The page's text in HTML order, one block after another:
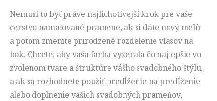
Nemusí to byť práve najlichotivejší krok pre vaše
čerstvo namaľované pramene, ak si dáte nový melír
a potom zmeníte prirodzené rozdelenie vlasov na
bok. Chcete, aby vaša farba vyzerala čo najlepšie vo
zvolenom tvare a štruktúre vášho svadobného štýlu,
a ak sa rozhodnete použiť predĺženie na predĺženie
alebo doplnenie vašich svadobných prameňov,